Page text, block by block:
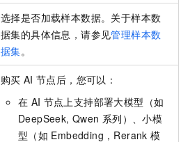
选择是否加载样本数据。关于样本数
据集的具体信息，请参见管理样本数
据集。
购买 AI 节点后，您可以：
在 AI 节点上支持部署大模型（如
DeepSeek, Qwen 系列）、小模
型（如 Embedding，Rerank 模